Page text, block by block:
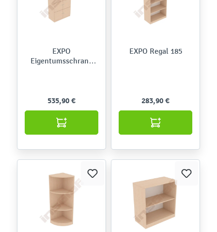
EXPO
Eigentumsschrank
535,90 €
EXPO Regal 185
283,90 €